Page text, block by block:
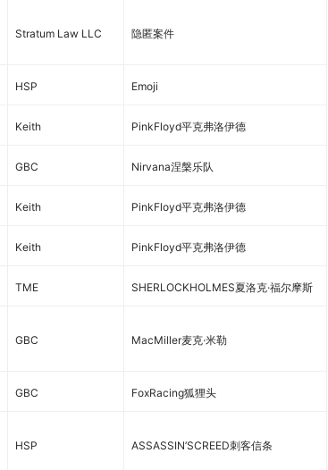
Stratum Law LLC 隐匿案件
HSP Emoji
Keith PinkFloyd平克弗洛伊德
GBC Nirvana涅槃乐队
Keith PinkFloyd平克弗洛伊德
Keith PinkFloyd平克弗洛伊德
TME SHERLOCKHOLMES夏洛克·福尔摩斯
GBC MacMiller麦克·米勒
GBC FoxRacing狐狸头
HSP ASSASSIN’SCREED刺客信条